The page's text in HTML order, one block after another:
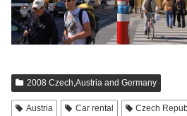
2008 Czech,Austria and Germany
Austria Car rental Czech